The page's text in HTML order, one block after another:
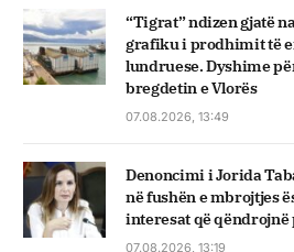
“Tigrat” ndizen gjatë
grafiku i prodhimit të
lundruese. Dyshime
bregdetin e Vlorës
07.08.2026, 13:49
Denoncimi i Jorida
në fushën e mbrojtjes
interesat që qëndrojnë
07.08.2026, 13:19